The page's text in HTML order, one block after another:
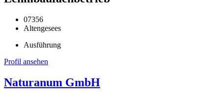
07356
Altengesees
Ausführung
Profil ansehen
Naturanum GmbH